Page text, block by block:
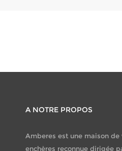
A NOTRE PROPOS
Amberes est une maison de
enchères reconnue dirigée